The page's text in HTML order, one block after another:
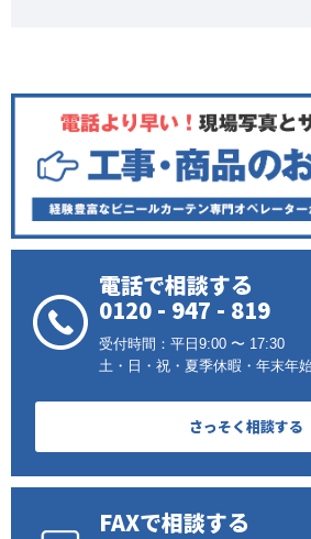
電話で相談する
0120 - 947 - 819
受付時間：平日9:00 〜 17:30
土・日・祝・夏季休暇・年末年
さっそく相談する
FAXで相談する